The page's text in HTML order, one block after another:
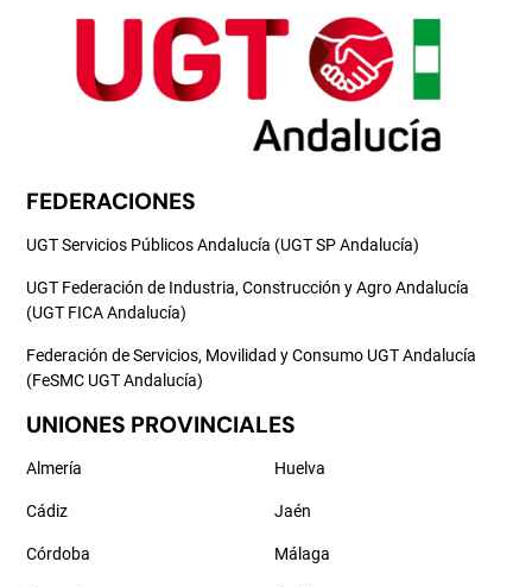
FEDERACIONES
UGT Servicios Públicos Andalucía (UGT SP Andalucía)
UGT Federación de Industria, Construcción y Agro Andalucía
(UGT FICA Andalucía)
Federación de Servicios, Movilidad y Consumo UGT Andalucía
(FeSMC UGT Andalucía)
UNIONES PROVINCIALES
Almería
Cádiz
Córdoba
Huelva
Jaén
Málaga